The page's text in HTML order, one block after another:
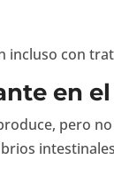
incluso con
en
pero